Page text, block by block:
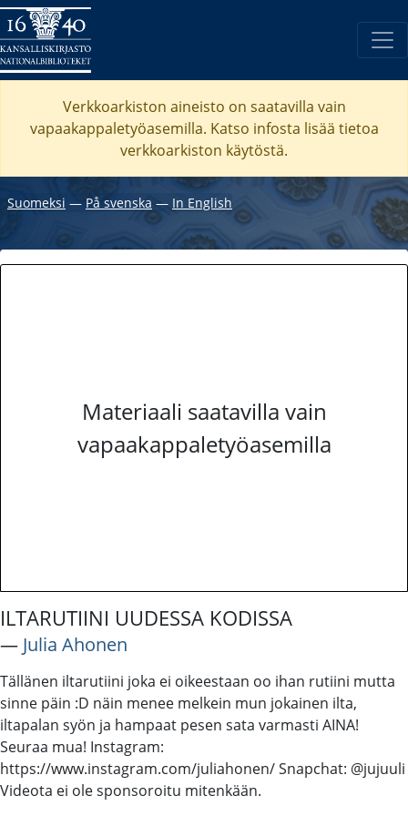
Verkkoarkiston aineisto on saatavilla vain
vapaakappaletyöasemilla. Katso infosta lisää tietoa
verkkoarkiston käytöstä.
Suomeksi ― På svenska ― In English
Materiaali saatavilla vain
vapaakappaletyöasemilla
ILTARUTIINI UUDESSA KODISSA
― Julia Ahonen
Tällänen iltarutiini joka ei oikeestaan oo ihan rutiini mutta
sinne päin :D näin menee melkein mun jokainen ilta,
iltapalan syön ja hampaat pesen sata varmasti AINA!
Seuraa mua! Instagram:
https://www.instagram.com/juliahonen/ Snapchat: @jujuuli
Videota ei ole sponsoroitu mitenkään.